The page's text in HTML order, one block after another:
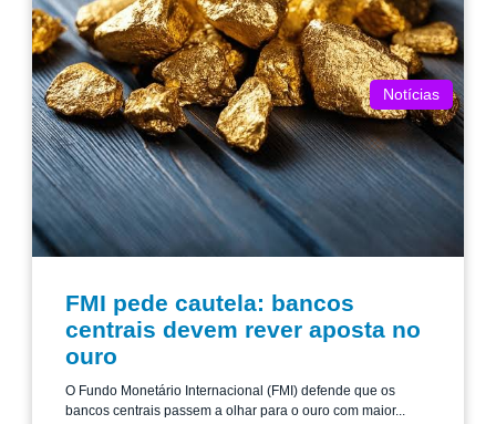
Notícias
FMI pede cautela: bancos
centrais devem rever aposta no
ouro
O Fundo Monetário Internacional (FMI) defende que os
bancos centrais passem a olhar para o ouro com maior...